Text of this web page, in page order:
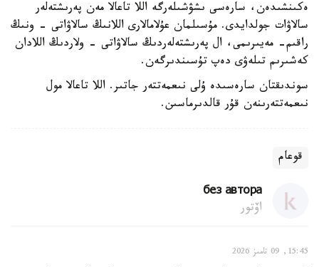
ەكىنشىدەن، سارەسى ىشۋشىلەرگە اللا تاعالا مەن پەرىشتەلەر
سالاۋات جولدايدى. مۇسىلمان عۇلامالارى اللانىڭ سالاۋاتى - ونىڭ
راقىم- مەيىرىمى، ال پەرىشتەلەردىڭ سالاۋاتى - ولاردىڭ اللادان
كەشىرىم تىلەۋى دەپ تۇسىندىرگەن.
سوندىقتان سارەسىدە ۇلى نىعمەتتەر جاتىر. اللا تاعالا مول
نىعمەتتەرىنەن قۇر قالدىرماسىن.
قوعام
без автора
اۆتور
15:45, 09 تامىز 2026